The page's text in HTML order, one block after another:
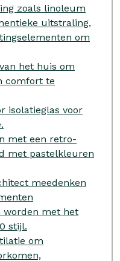
zoals linoleum
uitstraling.
om
het huis om
comfort te
isolatieglas voor
met een retro-
met pastelkleuren
meedenken
worden met het
stijl.
om